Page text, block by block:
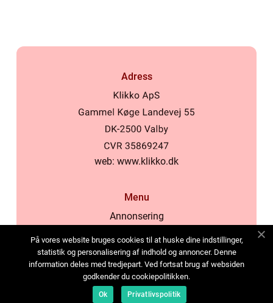
Adress
web: www.klikko.dk
Menu
Annonsering
Cookies
Kontakta oss
Sitemap
På vores website bruges cookies til at huske dine indstillinger,
statistik og personalisering af indhold og annoncer. Denne
information deles med tredjepart. Ved fortsat brug af websiden
godkender du cookiepolitikken.
Ok Privatlivspolitik